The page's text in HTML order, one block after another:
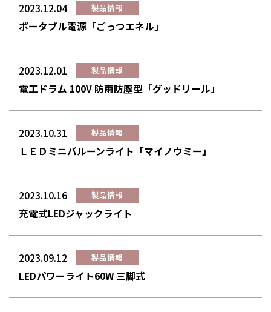
2023.12.04 製品情報
ポータブル電源「ごっつエネル」
2023.12.01 製品情報
電工ドラム 100V 防雨防塵型「グッドリール」
2023.10.31 製品情報
ＬＥＤミニバルーンライト「マイノウミー」
2023.10.16 製品情報
充電式LEDジャックライト
2023.09.12 製品情報
LEDパワーライト60W 三脚式